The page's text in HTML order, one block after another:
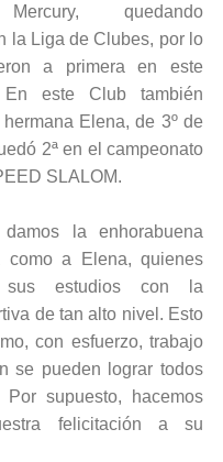
quedando
la Liga de Clubes, por lo
a primera en este
este Club también
Elena, de 3º de
2ª en el campeonato
SLALOM.
la enhorabuena
como a Elena, quienes
sus estudios con la
de tan alto nivel. Esto
con esfuerzo, trabajo
se pueden lograr todos
Por supuesto, hacemos
felicitación a su